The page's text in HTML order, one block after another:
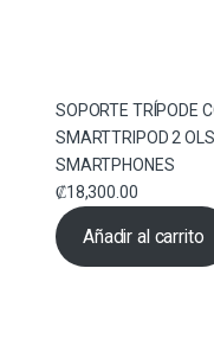
SOPORTE TRÍPODE
SMARTTRIPOD 2
SMARTPHONES
₡18,300.00
Añadir al carrito